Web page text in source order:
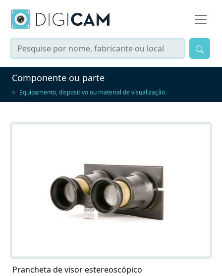
Componente ou parte
Equipamento, dispositivo ou material de visualização
Prancheta de visor estereoscópico